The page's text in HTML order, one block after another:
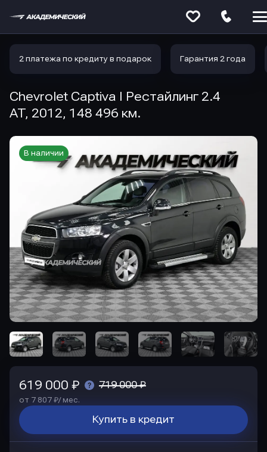
2 платежа по кредиту в подарок Гарантия 2 года
Chevrolet Captiva I Рестайлинг 2.4
AT, 2012, 148 496 км.
В наличии
619 000 ₽ 719 000 ₽
от 7 807 ₽/ мес.
Купить в кредит